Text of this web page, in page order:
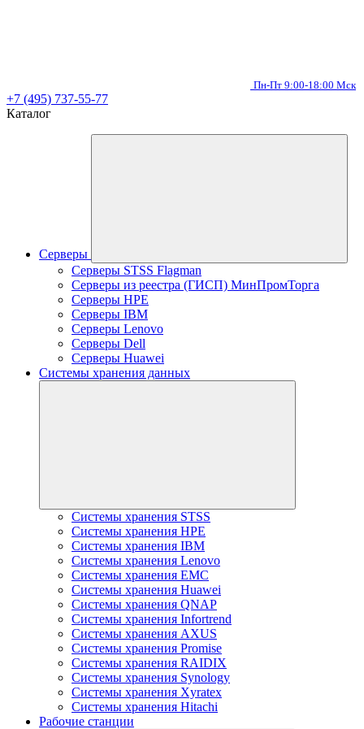
Пн-Пт 9:00-18:00 Мск
+7 (495) 737-55-77
Каталог
Серверы
Серверы STSS Flagman
Серверы из реестра (ГИСП) МинПромТорга
Серверы HPE
Серверы IBM
Серверы Lenovo
Серверы Dell
Серверы Huawei
Системы хранения данных
Системы хранения STSS
Системы хранения HPE
Системы хранения IBM
Системы хранения Lenovo
Системы хранения EMC
Системы хранения Huawei
Системы хранения QNAP
Системы хранения Infortrend
Системы хранения AXUS
Системы хранения Promise
Системы хранения RAIDIX
Системы хранения Synology
Системы хранения Xyratex
Системы хранения Hitachi
Рабочие станции